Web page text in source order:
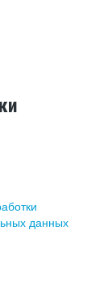
данных